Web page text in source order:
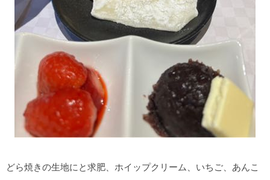
どら焼きの生地にと求肥、ホイップクリーム、いちご、あんこ